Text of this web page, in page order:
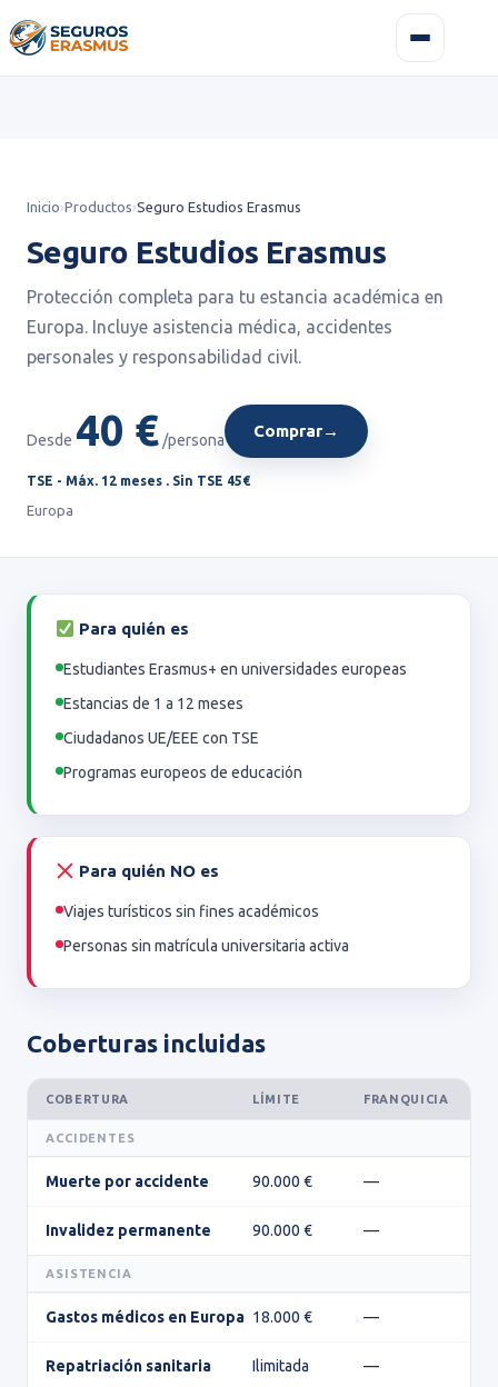
Inicio›Productos›Seguro Estudios Erasmus
Seguro Estudios Erasmus
Protección completa para tu estancia académica en
Europa. Incluye asistencia médica, accidentes
personales y responsabilidad civil.
Desde 40 € /persona
Comprar→
TSE - Máx. 12 meses . Sin TSE 45€
Europa
Para quién es
Estudiantes Erasmus+ en universidades europeas
Estancias de 1 a 12 meses
Ciudadanos UE/EEE con TSE
Programas europeos de educación
Para quién NO es
Viajes turísticos sin fines académicos
Personas sin matrícula universitaria activa
Coberturas incluidas
COBERTURA LÍMITE FRANQUICIA
ACCIDENTES
Muerte por accidente 90.000 € —
Invalidez permanente 90.000 € —
ASISTENCIA
Gastos médicos en Europa 18.000 € —
Repatriación sanitaria Ilimitada —